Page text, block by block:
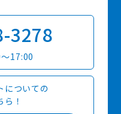
3278
17:00
についての
！